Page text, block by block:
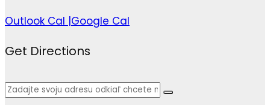
Outlook Cal |Google Cal
Get Directions